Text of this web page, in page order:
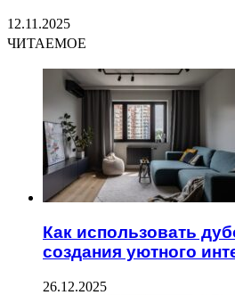
12.11.2025
ЧИТАЕМОЕ
Как использовать
создания уютного
26.12.2025